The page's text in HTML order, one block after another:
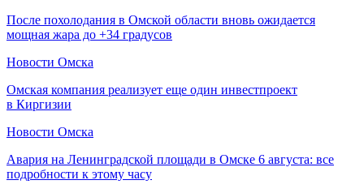
После похолодания в Омской области вновь ожидается
мощная жара до +34 градусов
Новости Омска
Омская компания реализует еще один инвестпроект
в Киргизии
Новости Омска
Авария на Ленинградской площади в Омске 6 августа: все
подробности к этому часу